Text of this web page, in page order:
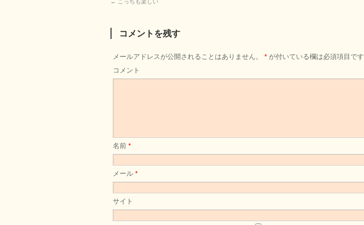
← こっちも楽しい
コメントを残す
メールアドレスが公開されることはありません。 * が付いている欄は必須項目です
コメント
名前 *
メール *
サイト